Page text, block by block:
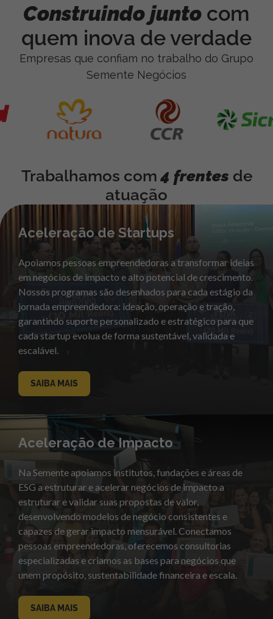
Construindo junto com
quem inova de verdade
Empresas que confiam no trabalho do Grupo
Semente Negócios
Trabalhamos com4 frentes de
atuação
Aceleração de Startups
Apoiamos pessoas empreendedoras a transformar ideias
em negócios de impacto e alto potencial de crescimento.
Nossos programas são desenhados para cada estágio da
jornada empreendedora: ideação, operação e tração,
garantindo suporte personalizado e estratégico para que
cada startup evolua de forma sustentável, validada e
escalável.
SAIBA MAIS
Aceleração de Impacto
Na Semente apoiamos institutos, fundações e áreas de
ESG a estruturar e acelerar negócios de impacto a
estruturar e validar suas propostas de valor,
desenvolvendo modelos de negócio consistentes e
capazes de gerar impacto mensurável. Conectamos
pessoas empreendedoras, oferecemos consultorias
especializadas e criamos as bases para negócios que
unem propósito, sustentabilidade financeira e escala.
SAIBA MAIS